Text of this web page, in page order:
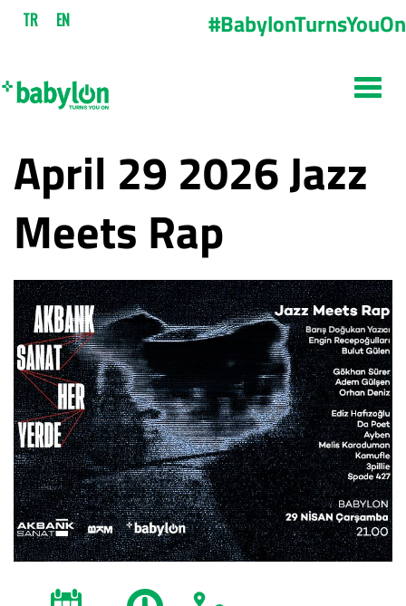
TR EN #BabylonTurnsYouOn
April 29 2026 Jazz
Meets Rap